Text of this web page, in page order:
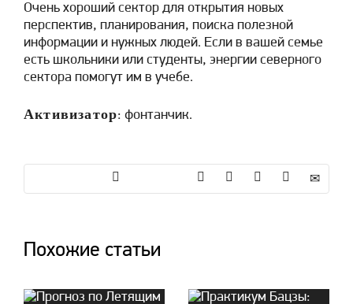
Очень хороший сектор для открытия новых
перспектив, планирования, поиска полезной
информации и нужных людей. Если в вашей семье
есть школьники или студенты, энергии северного
сектора помогут им в учебе.
Активизатор: фонтанчик.
Похожие статьи